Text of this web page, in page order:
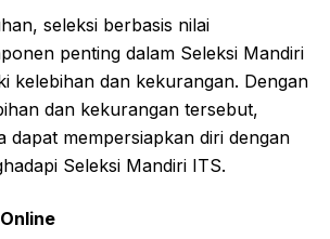
seleksi berbasis nilai
penting dalam Seleksi Mandiri
kelebihan dan kekurangan. Dengan
dan kekurangan tersebut,
dapat mempersiapkan diri dengan
Seleksi Mandiri ITS.